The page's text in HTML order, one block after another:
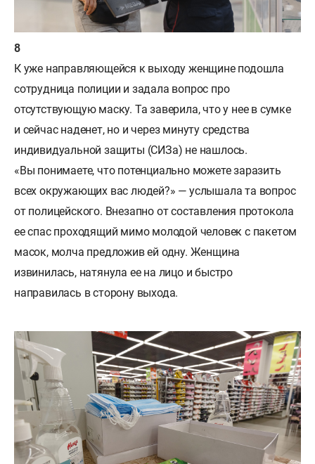
К уже направляющейся к выходу женщине подошла
сотрудница полиции и задала вопрос про
отсутствующую маску. Та заверила, что у нее в сумке
и сейчас наденет, но и через минуту средства
индивидуальной защиты (СИЗа) не нашлось.
«Вы понимаете, что потенциально можете заразить
всех окружающих вас людей?» — услышала та вопрос
от полицейского. Внезапно от составления протокола
ее спас проходящий мимо молодой человек с пакетом
масок, молча предложив ей одну. Женщина
извинилась, натянула ее на лицо и быстро
направилась в сторону выхода.